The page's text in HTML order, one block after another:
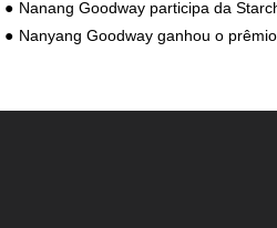
Nanang Goodway participa da
Nanyang Goodway ganhou o prêmio de 2018 Nanyang Science and